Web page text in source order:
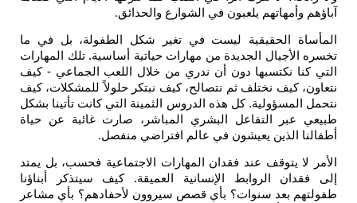
وأمهاتهم يلعبون في الشوارع والحدائق
الحقيقية ليست في تغير شكل الطفولة، بل في ما
الأجيال الجديدة من مهارات حياتية أساسية. تلك المهارات
نكتسبها دون أن ندري من خلال اللعب الجماعي - كيف
كيف نختلف ثم نتصالح، كيف نبتكر حلولاً للمشكلات، كيف
المسؤولية. كل هذه الدروس الثمينة التي كانت تأتينا بشكل
عبر التفاعل البشري المباشر، صارت غائبة عن حياة
الذين يعيشون في عالم افتراضي منفصل.
لا يتوقف عند فقدان المهارات الاجتماعية فحسب، بل يمتد
الروابط الإنسانية العميقة. كيف سيتذكر أبناؤنا
بعد سنوات؟ بأي قصص سيروون لأحفادهم؟ بأي مشاعر